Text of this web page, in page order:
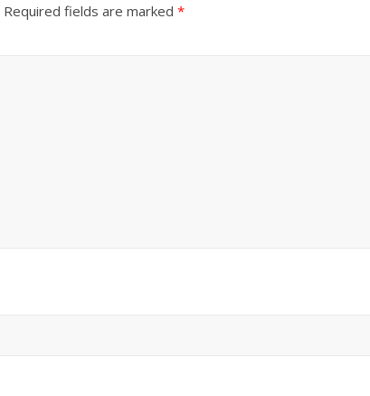
Required fields are marked *